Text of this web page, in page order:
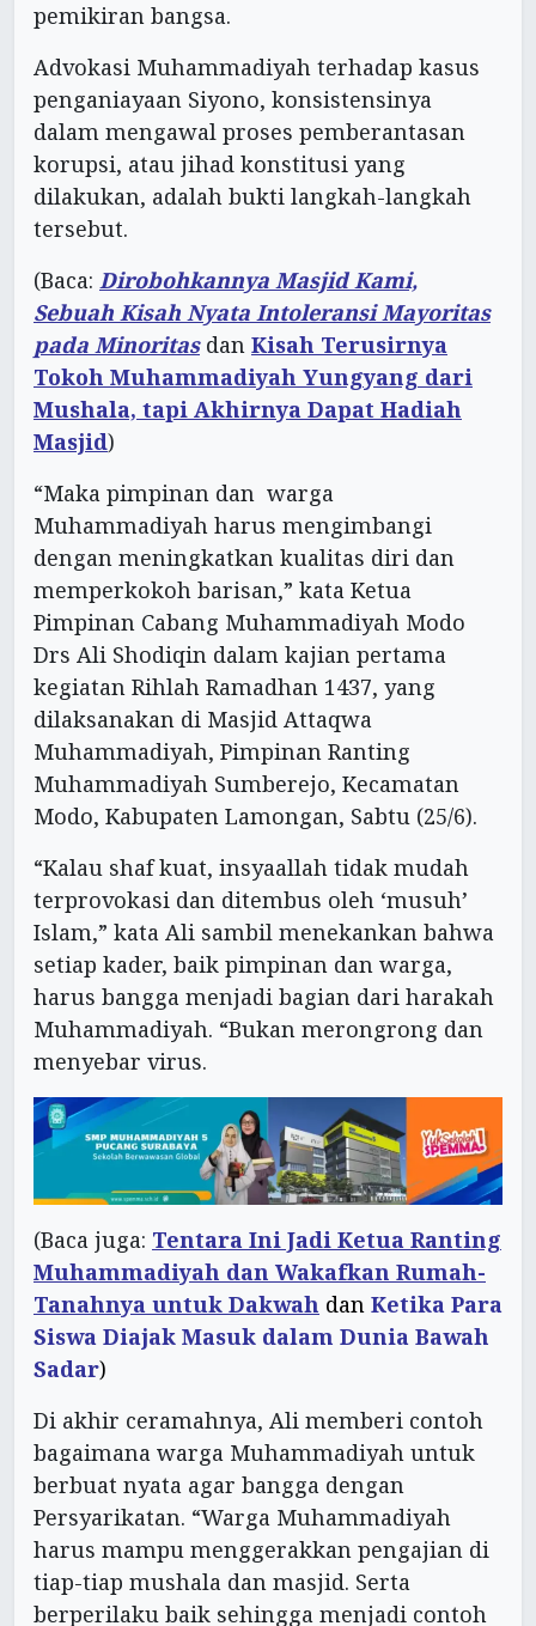
pemikiran bangsa.
Advokasi Muhammadiyah terhadap kasus
penganiayaan Siyono, konsistensinya
dalam mengawal proses pemberantasan
korupsi, atau jihad konstitusi yang
dilakukan, adalah bukti langkah-langkah
tersebut.
(Baca: Dirobohkannya Masjid Kami,
Sebuah Kisah Nyata Intoleransi Mayoritas
pada Minoritasdan Kisah Terusirnya
Tokoh Muhammadiyah Yungyang dari
Mushala, tapi Akhirnya Dapat Hadiah
Masjid)
“Maka pimpinan dan warga
Muhammadiyah harus mengimbangi
dengan meningkatkan kualitas diri dan
memperkokoh barisan,” kata Ketua
Pimpinan Cabang Muhammadiyah Modo
Drs Ali Shodiqin dalam kajian pertama
kegiatan Rihlah Ramadhan 1437, yang
dilaksanakan di Masjid Attaqwa
Muhammadiyah, Pimpinan Ranting
Muhammadiyah Sumberejo, Kecamatan
Modo, Kabupaten Lamongan, Sabtu (25/6).
“Kalau shaf kuat, insyaallah tidak mudah
terprovokasi dan ditembus oleh ‘musuh’
Islam,” kata Ali sambil menekankan bahwa
setiap kader, baik pimpinan dan warga,
harus bangga menjadi bagian dari harakah
Muhammadiyah. “Bukan merongrong dan
menyebar virus.
(Baca juga: Tentara Ini Jadi Ketua Ranting
Muhammadiyah dan Wakafkan Rumah-
Tanahnya untuk Dakwah dan Ketika Para
Siswa Diajak Masuk dalam Dunia Bawah
Sadar)
Di akhir ceramahnya, Ali memberi contoh
bagaimana warga Muhammadiyah untuk
berbuat nyata agar bangga dengan
Persyarikatan. “Warga Muhammadiyah
harus mampu menggerakkan pengajian di
tiap-tiap mushala dan masjid. Serta
berperilaku baik sehingga menjadi contoh